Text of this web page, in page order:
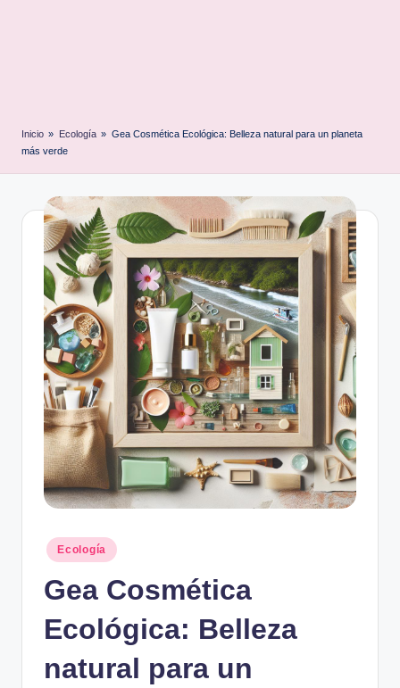
Inicio » Ecología » Gea Cosmética Ecológica: Belleza natural para un planeta
más verde
Posted
in
Ecología
Gea Cosmética
Ecológica: Belleza
natural para un